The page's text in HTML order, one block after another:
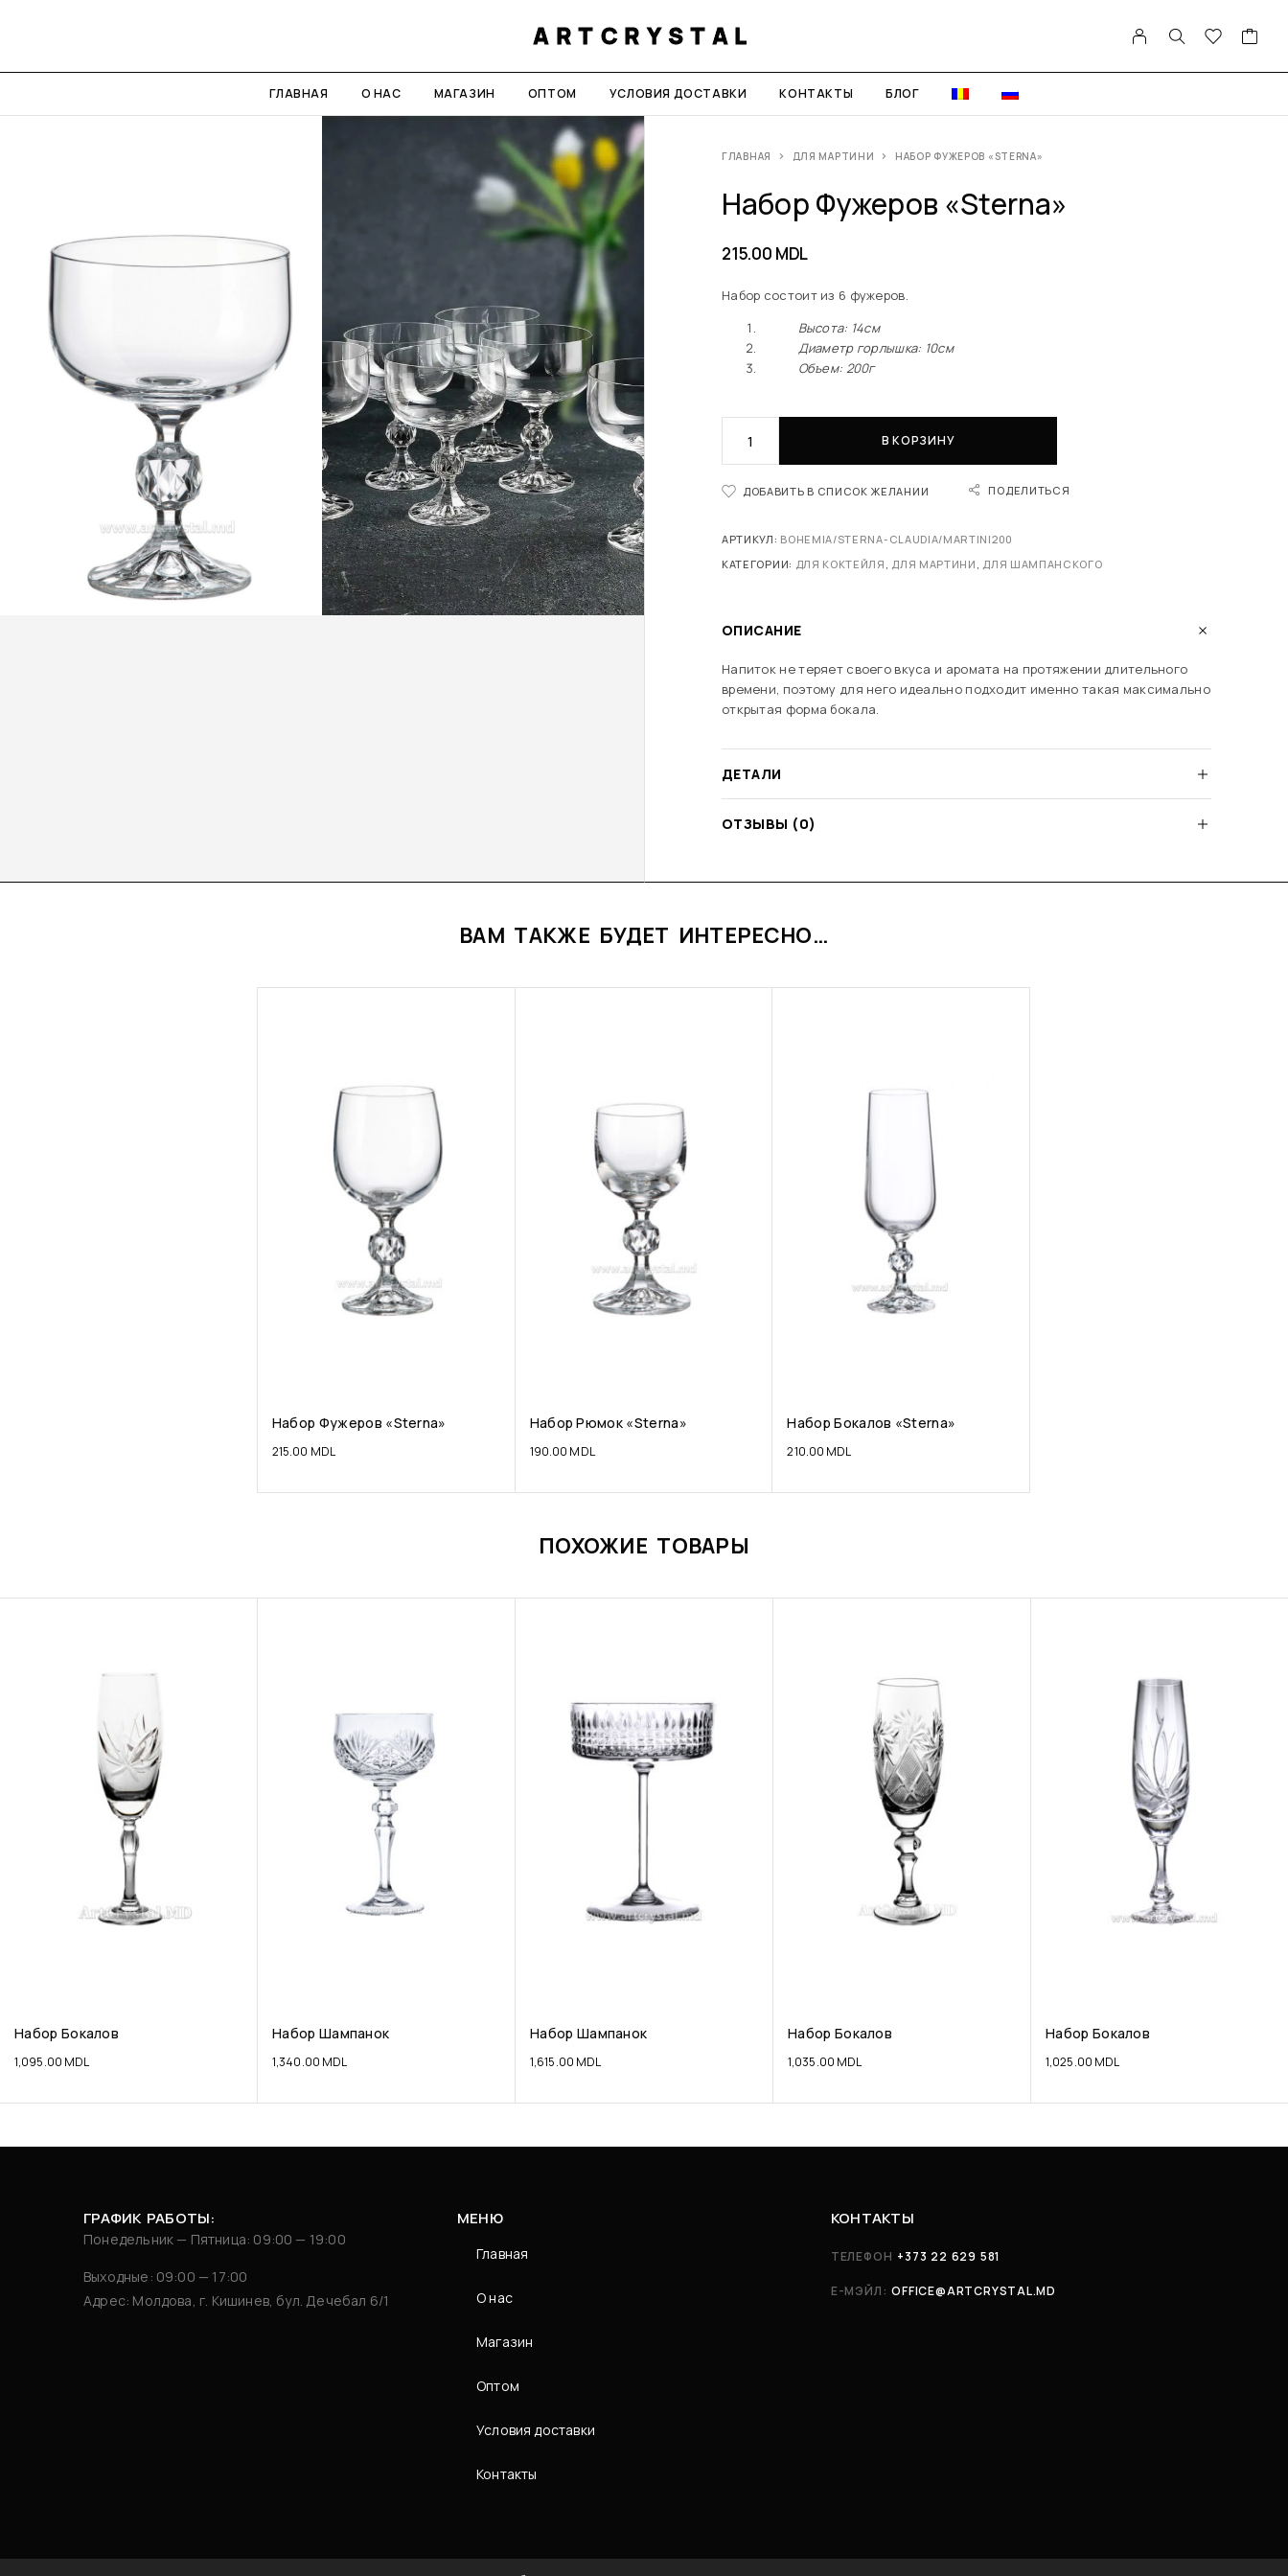
ARTCRYSTAL
ГЛАВНАЯ О НАС МАГАЗИН ОПТОМ УСЛОВИЯ ДОСТАВКИ КОНТАКТЫ БЛОГ
ГЛАВНАЯ ДЛЯ МАРТИНИ НАБОР ФУЖЕРОВ «STERNA»
Набор Фужеров «Sterna»
215.00 MDL
Набор состоит из 6 фужеров.
Высота: 14cм
Диаметр горлышка: 10cм
Объем: 200г
В КОРЗИНУ
ДОБАВИТЬ В СПИСОК ЖЕЛАНИИ ПОДЕЛИТЬСЯ
АРТИКУЛ: BOHEMIA/STERNA-CLAUDIA/MARTINI200
КАТЕГОРИИ: ДЛЯ КОКТЕЙЛЯ , ДЛЯ МАРТИНИ , ДЛЯ ШАМПАНСКОГО
ОПИСАНИЕ
Напиток не теряет своего вкуса и аромата на протяжении длительного
времени, поэтому для него идеально подходит именно такая максимально
открытая форма бокала.
ДЕТАЛИ
ОТЗЫВЫ (0)
ВАМ ТАКЖЕ БУДЕТ ИНТЕРЕСНО…
Набор Фужеров «Sterna»
215.00 MDL
Набор Рюмок «Sterna»
190.00 MDL
Набор Бокалов «Sterna»
210.00 MDL
ПОХОЖИЕ ТОВАРЫ
Набор Бокалов
1,095.00 MDL
Набор Шампанок
1,340.00 MDL
Набор Шампанок
1,615.00 MDL
Набор Бокалов
1,035.00 MDL
Набор Бокалов
1,025.00 MDL
ГРАФИК РАБОТЫ:
Понедельник — Пятница: 09:00 — 19:00
Выходные: 09:00 — 17:00
Адрес: Молдова, г. Кишинев, бул. Дечебал 6/1
МЕНЮ
Главная
О нас
Магазин
Оптом
Условия доставки
Контакты
КОНТАКТЫ
ТЕЛЕФОН +373 22 629 581
Е-МЭЙЛ: OFFICE@ARTCRYSTAL.MD